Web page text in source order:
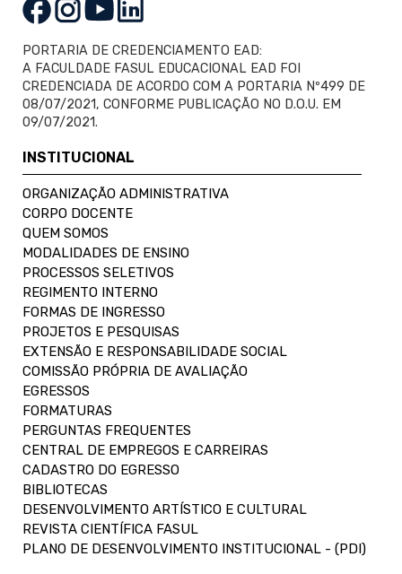
PORTARIA DE CREDENCIAMENTO EAD:
A FACULDADE FASUL EDUCACIONAL EAD FOI
CREDENCIADA DE ACORDO COM A PORTARIA Nº499 DE
08/07/2021, CONFORME PUBLICAÇÃO NO D.O.U. EM
09/07/2021.
INSTITUCIONAL
ORGANIZAÇÃO ADMINISTRATIVA
CORPO DOCENTE
QUEM SOMOS
MODALIDADES DE ENSINO
PROCESSOS SELETIVOS
REGIMENTO INTERNO
FORMAS DE INGRESSO
PROJETOS E PESQUISAS
EXTENSÃO E RESPONSABILIDADE SOCIAL
COMISSÃO PRÓPRIA DE AVALIAÇÃO
EGRESSOS
FORMATURAS
PERGUNTAS FREQUENTES
CENTRAL DE EMPREGOS E CARREIRAS
CADASTRO DO EGRESSO
BIBLIOTECAS
DESENVOLVIMENTO ARTÍSTICO E CULTURAL
REVISTA CIENTÍFICA FASUL
PLANO DE DESENVOLVIMENTO INSTITUCIONAL - (PDI)